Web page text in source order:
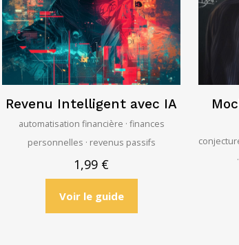
Revenu Intelligent avec IA
automatisation financière · finances
personnelles · revenus passifs
1,99 €
Voir le guide